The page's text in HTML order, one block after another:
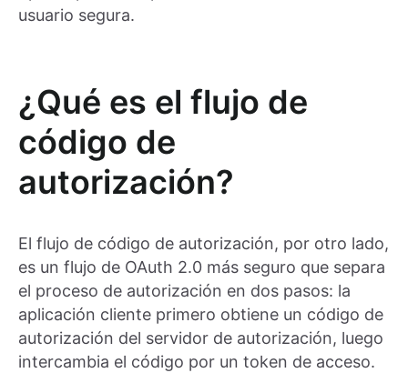
usuario segura.
¿Qué es el flujo de
código de
autorización?
El flujo de código de autorización, por otro lado,
es un flujo de OAuth 2.0 más seguro que separa
el proceso de autorización en dos pasos: la
aplicación cliente primero obtiene un código de
autorización del servidor de autorización, luego
intercambia el código por un token de acceso.